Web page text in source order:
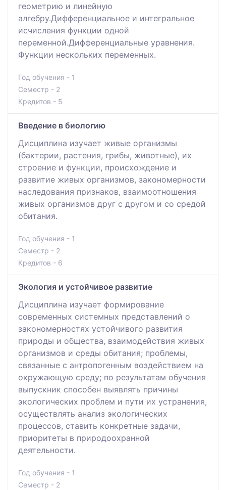
геометрию и линейную
алгебру.Дифференциальное и интегральное
исчисления функции одной
переменной.Дифференциальные уравнения.
Функции нескольких переменных.
Год обучения - 1
Семестр - 2
Кредитов - 5
Введение в биологию
Дисциплина изучает живые организмы
(бактерии, растения, грибы, животные), их
строение и функции, происхождение и
развитие живых организмов, закономерности
наследования признаков, взаимоотношения
живых организмов друг с другом и со средой
обитания.
Год обучения - 1
Семестр - 2
Кредитов - 6
Экология и устойчивое развитие
Дисциплина изучает формирование
современных системных представлений о
закономерностях устойчивого развития
природы и общества, взаимодействия живых
организмов и среды обитания; проблемы,
связанные с антропогенным воздействием на
окружающую среду; по результатам обучения
выпускник способен выявлять причины
экологических проблем и пути их устранения,
осуществлять анализ экологических
процессов, ставить конкретные задачи,
приоритеты в природоохранной
деятельности.
Год обучения - 1
Семестр - 2